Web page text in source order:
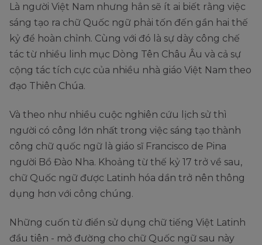
Là người Việt Nam nhưng hẳn sẽ ít ai biết rằng việc
sáng tạo ra chữ Quốc ngữ phải tốn đến gần hai thế
kỷ để hoàn chỉnh. Cùng với đó là sự dày công chế
tác từ nhiều linh mục Dòng Tên Châu Âu và cả sự
cộng tác tích cực của nhiều nhà giáo Việt Nam theo
đạo Thiên Chúa.
Và theo như nhiều cuộc nghiên cứu lịch sử thì
người có công lớn nhất trong việc sáng tạo thành
công chữ quốc ngữ là giáo sĩ Francisco de Pina
người Bồ Đào Nha. Khoảng từ thế kỷ 17 trở về sau,
chữ Quốc ngữ được Latinh hóa dần trở nên thông
dụng hơn với công chúng.
Những cuốn từ điển sử dụng chữ tiếng Việt Latinh
đầu tiên - mở đường cho chữ Quốc ngữ sau này